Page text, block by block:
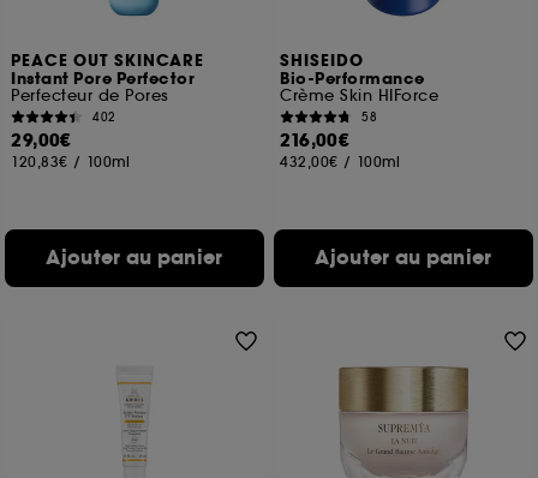
PEACE OUT SKINCARE
Instant Pore Perfector
Perfecteur de Pores
402
29,00€
120,83€ / 100ml
Ajouter au panier
SHISEIDO
Bio-Performance
Crème Skin HIForce
58
216,00€
432,00€ / 100ml
Ajouter au panier